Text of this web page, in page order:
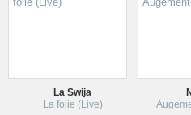
La Swija
La folie (Live)